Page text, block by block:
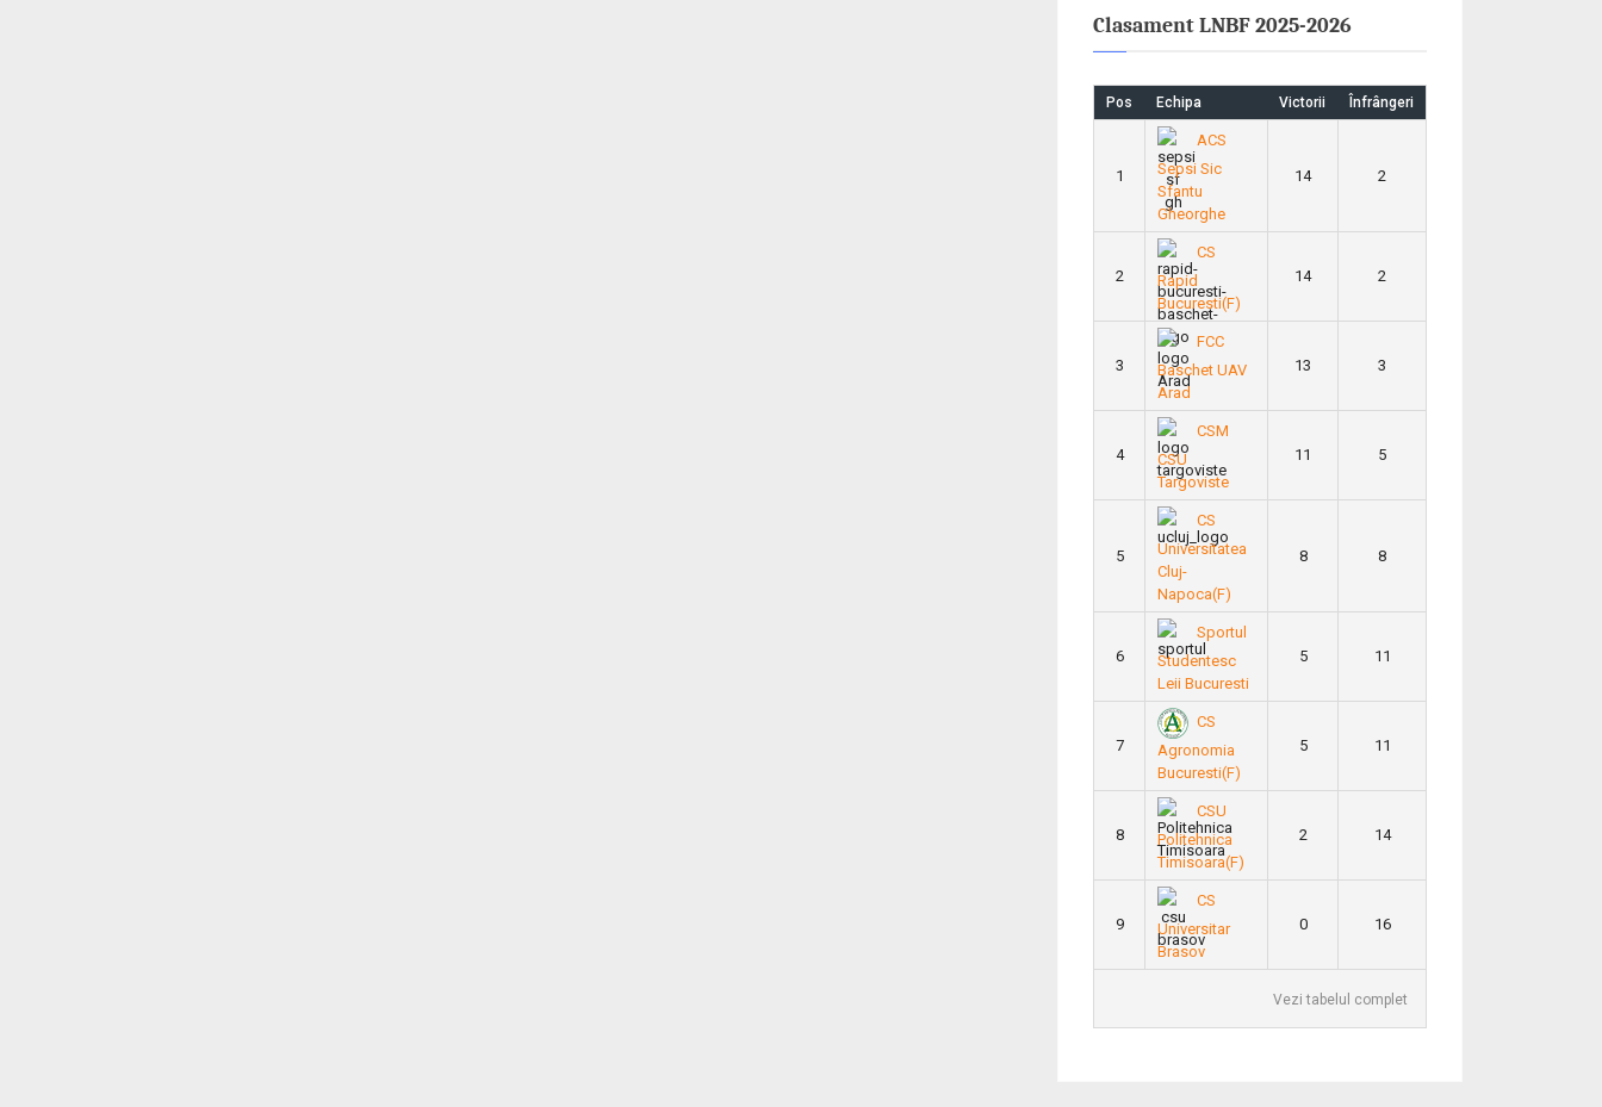
Clasament LNBF 2025-2026
Pos Echipa Victorii Înfrângeri
1
ACS
Sepsi Sic
Sfantu
Gheorghe
14 2
2
CS
Rapid
Bucuresti(F)
14 2
3
FCC
Baschet UAV
Arad
13 3
4
CSM
CSU
Targoviste
11 5
5
CS
Universitatea
Cluj-
Napoca(F)
8 8
6
Sportul
Studentesc
Leii Bucuresti
5 11
7
CS
Agronomia
Bucuresti(F)
5 11
8
CSU
Politehnica
Timisoara(F)
2 14
9
CS
Universitar
Brasov
0 16
Vezi tabelul complet